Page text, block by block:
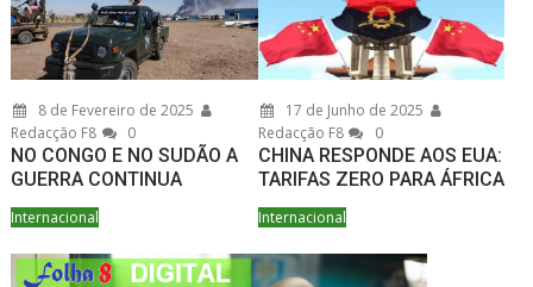
8 de Fevereiro de 2025
Redacção F8
0
NO CONGO E NO SUDÃO A
GUERRA CONTINUA
Internacional
17 de Junho de 2025
Redacção F8
0
CHINA RESPONDE AOS EUA:
TARIFAS ZERO PARA ÁFRICA
Internacional